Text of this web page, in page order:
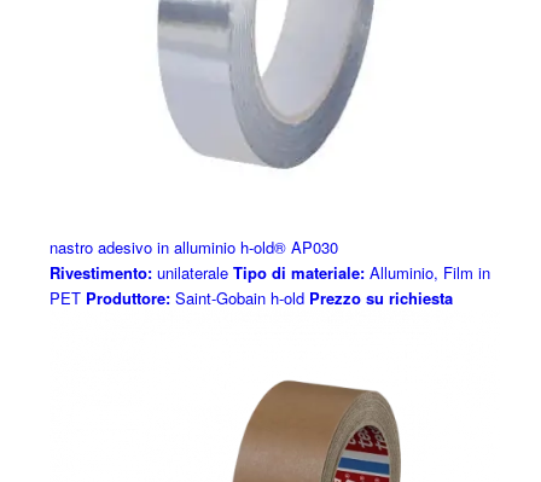
nastro adesivo in alluminio h-old® AP030
Rivestimento:unilaterale Tipo di materiale:Alluminio, Film in
PET Produttore:Saint-Gobain h-old Prezzo su richiesta